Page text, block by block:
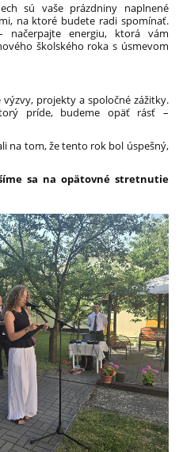
sú vaše prázdniny naplnené
na ktoré budete radi spomínať.
načerpajte energiu, ktorá vám
školského roka s úsmevom
projekty a spoločné zážitky.
príde, budeme opäť rásť –
na tom, že tento rok bol úspešný,
sa na opätovné stretnutie